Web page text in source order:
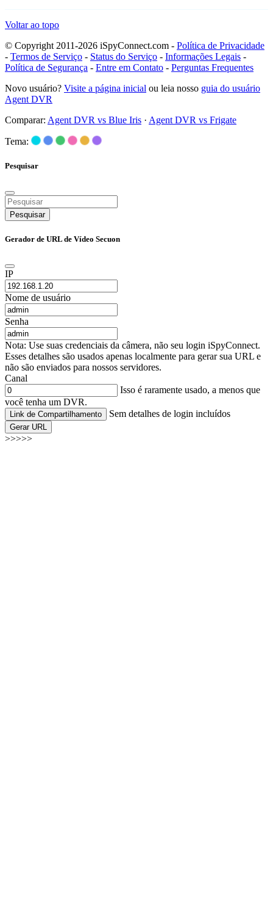
Voltar ao topo
© Copyright 2011-2026 iSpyConnect.com - Política de Privacidade
- Termos de Serviço - Status do Serviço - Informações Legais -
Política de Segurança - Entre em Contato - Perguntas Frequentes
Novo usuário? Visite a página inicial ou leia nosso guia do usuário
Agent DVR
Comparar: Agent DVR vs Blue Iris · Agent DVR vs Frigate
Tema:
Pesquisar
Pesquisar
Gerador de URL de Vídeo Secuon
IP
Nome de usuário
Senha
Nota: Use suas credenciais da câmera, não seu login iSpyConnect.
Esses detalhes são usados apenas localmente para gerar sua URL e
não são enviados para nossos servidores.
Canal
Isso é raramente usado, a menos que
você tenha um DVR.
Link de Compartilhamento Sem detalhes de login incluídos
Gerar URL
>>>>>